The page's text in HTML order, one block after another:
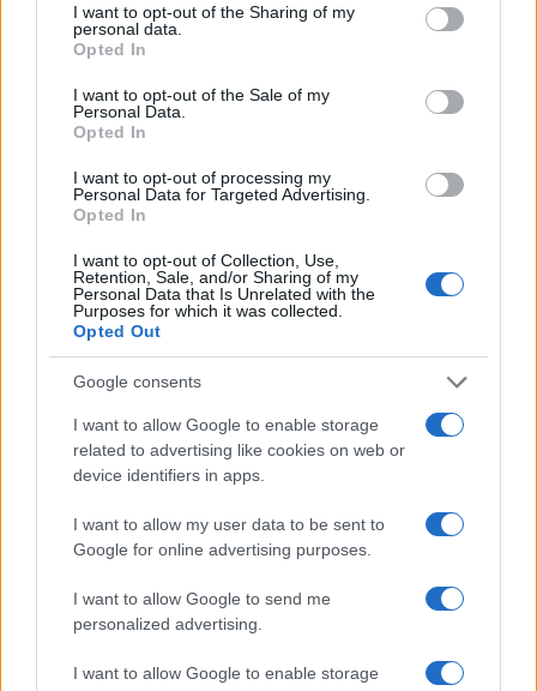
not limited to your visit or usage behaviour. You may click to
grant or deny consent to Google and its third-party tags to
use your data for below specified purposes in below Google
consent section.
I want to opt-out of the Sharing of my
personal data.
Opted In
I want to opt-out of the Sale of my
Personal Data.
Opted In
I want to opt-out of processing my
Personal Data for Targeted Advertising.
Opted In
I want to opt-out of Collection, Use,
Retention, Sale, and/or Sharing of my
Personal Data that Is Unrelated with the
Purposes for which it was collected.
Opted Out
Google consents
I want to allow Google to enable storage
related to advertising like cookies on web or
device identifiers in apps.
I want to allow my user data to be sent to
Google for online advertising purposes.
I want to allow Google to send me
personalized advertising.
I want to allow Google to enable storage
WEEKEND
Guida ai bollini del traffico per scegliere il weekend
Alessandro Tassinari · 8 Ago 2026
PIÙ LETTI
Itinerari d’acqua in Veneto: 8 percorsi semplici per
Itinerario da Arequipa a Machu Picchu tra vulcani e
tradizioni